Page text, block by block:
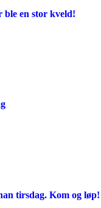
ble en stor kveld!
tirsdag. Kom og løp!